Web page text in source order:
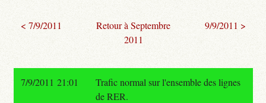
< 7/9/2011
Retour à Septembre
2011
9/9/2011 >
7/9/2011 21:01
Trafic normal sur l'ensemble des lignes
de RER.